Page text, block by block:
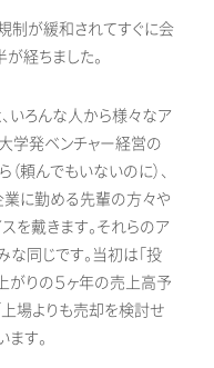
制が緩和されてすぐに会
経ちました。
いろんな人から様々なア
学発ベンチャー経営の
頼んでもいないのに）、
業に勤める先輩の方々や
を戴きます。それらのア
な同じです。当初は「投
がりの５ヶ年の売上高予
上場よりも売却を検討せ
ます。